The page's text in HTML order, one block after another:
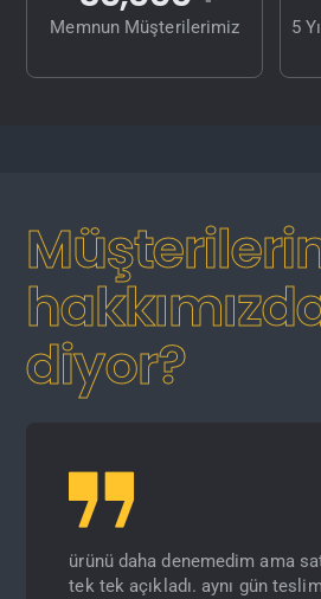
Memnun Müşterilerimiz 5
diyor?
ürünü daha denemedim ama
tek tek açıkladı. aynı gün